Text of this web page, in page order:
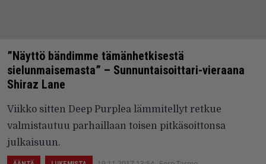
”Näyttö bändimme tämänhetkisestä
sielunmaisemasta” – Sunnuntaisoittari-vieraana
Shiraz Lane
Viikko sitten Deep Purplea lämmitellyt retkue
valmistautuu parhaillaan toisen pitkäsoittonsa
julkaisuun.